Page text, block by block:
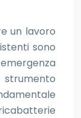
un lavoro
sono